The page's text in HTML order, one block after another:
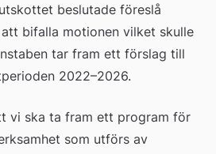
beslutade föreslå
bifalla motionen vilket skulle
tar fram ett förslag till
2022–2026.
vi ska ta fram ett program för
som utförs av